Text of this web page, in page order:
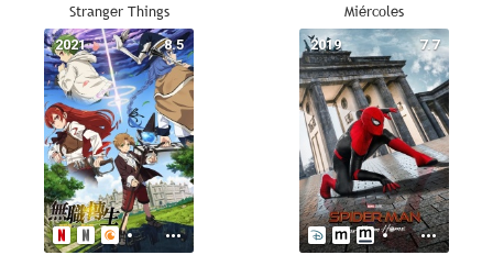
Stranger Things Miércoles
8.5
2021 7.7
2019